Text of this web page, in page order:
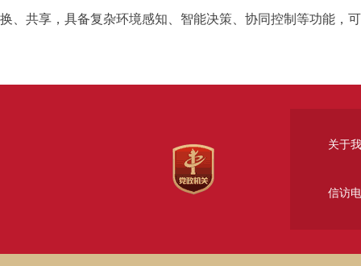
换、共享，具备复杂环境感知、智能决策、协同控制等功能，
关于
信访